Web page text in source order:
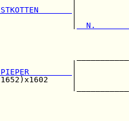
PIEPER